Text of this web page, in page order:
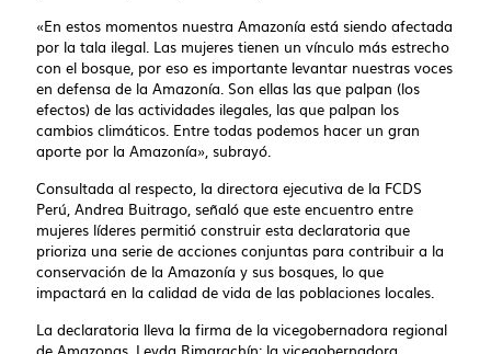
«En estos momentos nuestra Amazonía está siendo afectada
por la tala ilegal. Las mujeres tienen un vínculo más estrecho
con el bosque, por eso es importante levantar nuestras voces
en defensa de la Amazonía. Son ellas las que palpan (los
efectos) de las actividades ilegales, las que palpan los
cambios climáticos. Entre todas podemos hacer un gran
aporte por la Amazonía», subrayó.
Consultada al respecto, la directora ejecutiva de la FCDS
Perú, Andrea Buitrago, señaló que este encuentro entre
mujeres líderes permitió construir esta declaratoria que
prioriza una serie de acciones conjuntas para contribuir a la
conservación de la Amazonía y sus bosques, lo que
impactará en la calidad de vida de las poblaciones locales.
La declaratoria lleva la firma de la vicegobernadora regional